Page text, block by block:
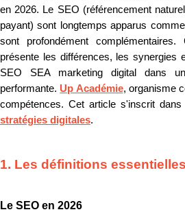
en 2026. Le SEO (référencement
payant) sont longtemps apparus
sont profondément
présente les différences, les synergies
SEO SEA marketing digital dans
performante. Up Académie, organisme
compétences. Cet article s'inscrit
stratégies digitales.
1. Les définitions
Le SEO en 2026